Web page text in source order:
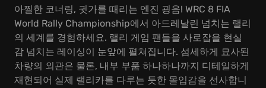
아찔한 코너링, 귓가를 때리는 엔진 굉음! WRC 8 FIA
World Rally Championship에서 아드레날린 넘치는 랠리
의 세계를 경험하세요. 랠리 게임 팬들을 사로잡을 현실
감 넘치는 레이싱이 눈앞에 펼쳐집니다. 섬세하게 묘사된
차량의 외관은 물론, 내부 부품 하나하나까지 디테일하게
재현되어 실제 랠리카를 다루는 듯한 몰입감을 선사합니